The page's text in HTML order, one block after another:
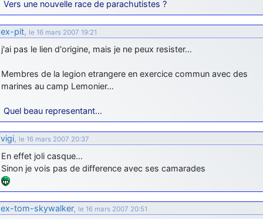
Vers une nouvelle race de parachutistes ?
ex-pit, le 16 mars 2007 19:21
j'ai pas le lien d'origine, mais je ne peux resister…
Membres de la legion etrangere en exercice commun avec des
marines au camp Lemonier…
Quel beau representant…
vigi, le 16 mars 2007 20:37
En effet joli casque…
Sinon je vois pas de difference avec ses camarades
ex-tom-skywalker, le 16 mars 2007 20:51